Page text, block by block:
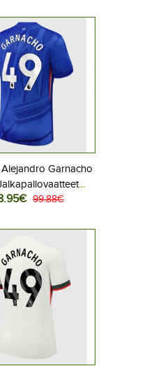
Garnacho
2025-26
99.88€